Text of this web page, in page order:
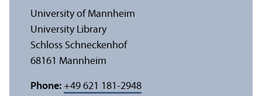
University of Mannheim
University Library
Schloss Schneckenhof
68161 Mannheim
Phone: +49 621 181-2948